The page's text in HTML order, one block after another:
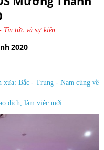
Tin tức và sự kiện
2020
xưa: Bắc - Trung - Nam cùng về
dịch, làm việc mới